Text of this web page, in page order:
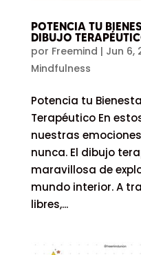
POTENCIA TU
DIBUJO
por Freemind | Jun 6,
Mindfulness
Potencia tu
Terapéutico En
nuestras
nunca. El dibujo
maravillosa de
mundo interior. A
libres,...